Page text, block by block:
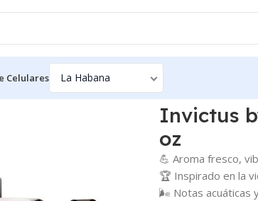
Celulares
Eau de Toilette 3.4 oz
Invictus
oz
💪 Aroma fresco,
🏆 Inspirado en la
🌬 Notas acuáticas